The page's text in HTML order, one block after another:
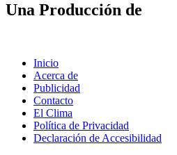
Una Producción de
Inicio
Acerca de
Publicidad
Contacto
El Clima
Política de Privacidad
Declaración de Accesibilidad